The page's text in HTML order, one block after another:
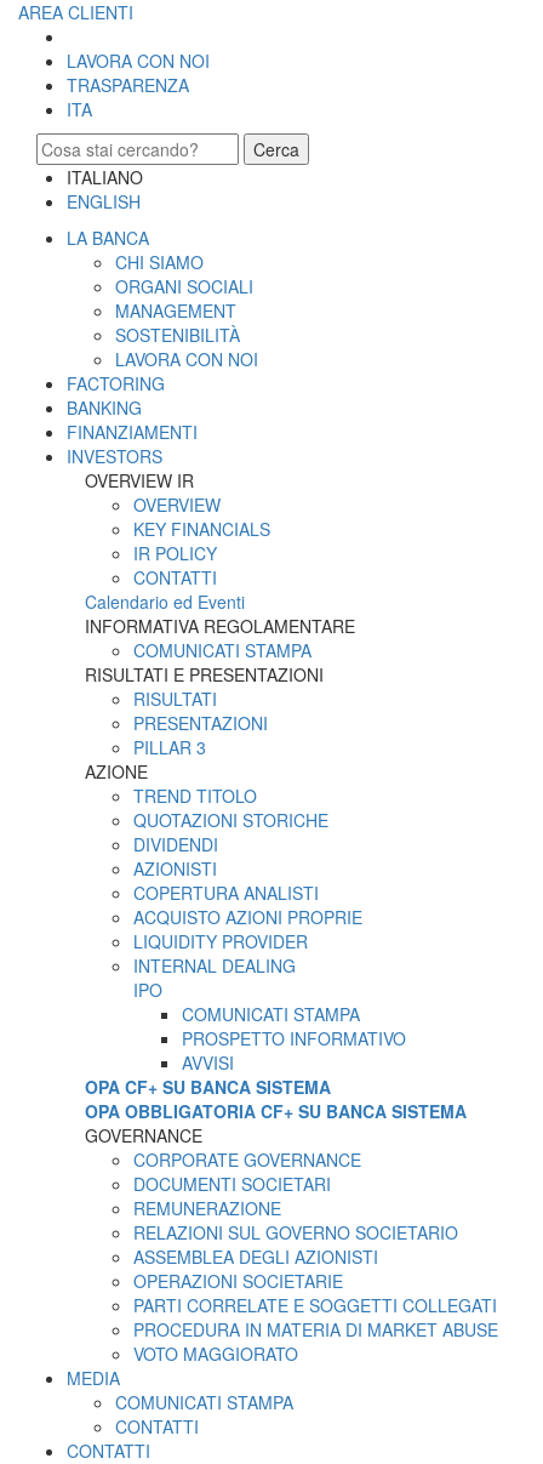
AREA CLIENTI
LAVORA CON NOI
TRASPARENZA
ITA
Cerca
ITALIANO
ENGLISH
LA BANCA
CHI SIAMO
ORGANI SOCIALI
MANAGEMENT
SOSTENIBILITÀ
LAVORA CON NOI
FACTORING
BANKING
FINANZIAMENTI
INVESTORS
OVERVIEW IR
OVERVIEW
KEY FINANCIALS
IR POLICY
CONTATTI
Calendario ed Eventi
INFORMATIVA REGOLAMENTARE
COMUNICATI STAMPA
RISULTATI E PRESENTAZIONI
RISULTATI
PRESENTAZIONI
PILLAR 3
AZIONE
TREND TITOLO
QUOTAZIONI STORICHE
DIVIDENDI
AZIONISTI
COPERTURA ANALISTI
ACQUISTO AZIONI PROPRIE
LIQUIDITY PROVIDER
INTERNAL DEALING
IPO
COMUNICATI STAMPA
PROSPETTO INFORMATIVO
AVVISI
OPA CF+ SU BANCA SISTEMA
OPA OBBLIGATORIA CF+ SU BANCA SISTEMA
GOVERNANCE
CORPORATE GOVERNANCE
DOCUMENTI SOCIETARI
REMUNERAZIONE
RELAZIONI SUL GOVERNO SOCIETARIO
ASSEMBLEA DEGLI AZIONISTI
OPERAZIONI SOCIETARIE
PARTI CORRELATE E SOGGETTI COLLEGATI
PROCEDURA IN MATERIA DI MARKET ABUSE
VOTO MAGGIORATO
MEDIA
COMUNICATI STAMPA
CONTATTI
CONTATTI